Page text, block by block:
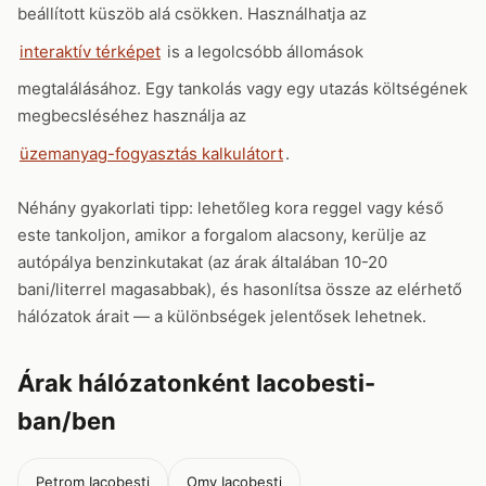
beállított küszöb alá csökken. Használhatja az
interaktív térképet is a legolcsóbb állomások
megtalálásához. Egy tankolás vagy egy utazás költségének
megbecsléséhez használja az
üzemanyag-fogyasztás kalkulátort.
Néhány gyakorlati tipp: lehetőleg kora reggel vagy késő
este tankoljon, amikor a forgalom alacsony, kerülje az
autópálya benzinkutakat (az árak általában 10-20
bani/literrel magasabbak), és hasonlítsa össze az elérhető
hálózatok árait — a különbségek jelentősek lehetnek.
Árak hálózatonként Iacobesti-
ban/ben
Petrom Iacobesti Omv Iacobesti